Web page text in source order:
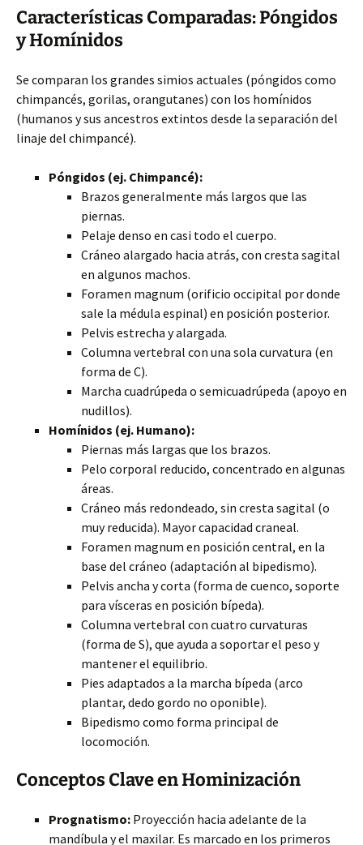
Características Comparadas: Póngidos
y Homínidos
Se comparan los grandes simios actuales (póngidos como
chimpancés, gorilas, orangutanes) con los homínidos
(humanos y sus ancestros extintos desde la separación del
linaje del chimpancé).
Póngidos (ej. Chimpancé):
Brazos generalmente más largos que las
piernas.
Pelaje denso en casi todo el cuerpo.
Cráneo alargado hacia atrás, con cresta sagital
en algunos machos.
Foramen magnum (orificio occipital por donde
sale la médula espinal) en posición posterior.
Pelvis estrecha y alargada.
Columna vertebral con una sola curvatura (en
forma de C).
Marcha cuadrúpeda o semicuadrúpeda (apoyo en
nudillos).
Homínidos (ej. Humano):
Piernas más largas que los brazos.
Pelo corporal reducido, concentrado en algunas
áreas.
Cráneo más redondeado, sin cresta sagital (o
muy reducida). Mayor capacidad craneal.
Foramen magnum en posición central, en la
base del cráneo (adaptación al bipedismo).
Pelvis ancha y corta (forma de cuenco, soporte
para vísceras en posición bípeda).
Columna vertebral con cuatro curvaturas
(forma de S), que ayuda a soportar el peso y
mantener el equilibrio.
Pies adaptados a la marcha bípeda (arco
plantar, dedo gordo no oponible).
Bipedismo como forma principal de
locomoción.
Conceptos Clave en Hominización
Prognatismo: Proyección hacia adelante de la
mandíbula y el maxilar. Es marcado en los primeros